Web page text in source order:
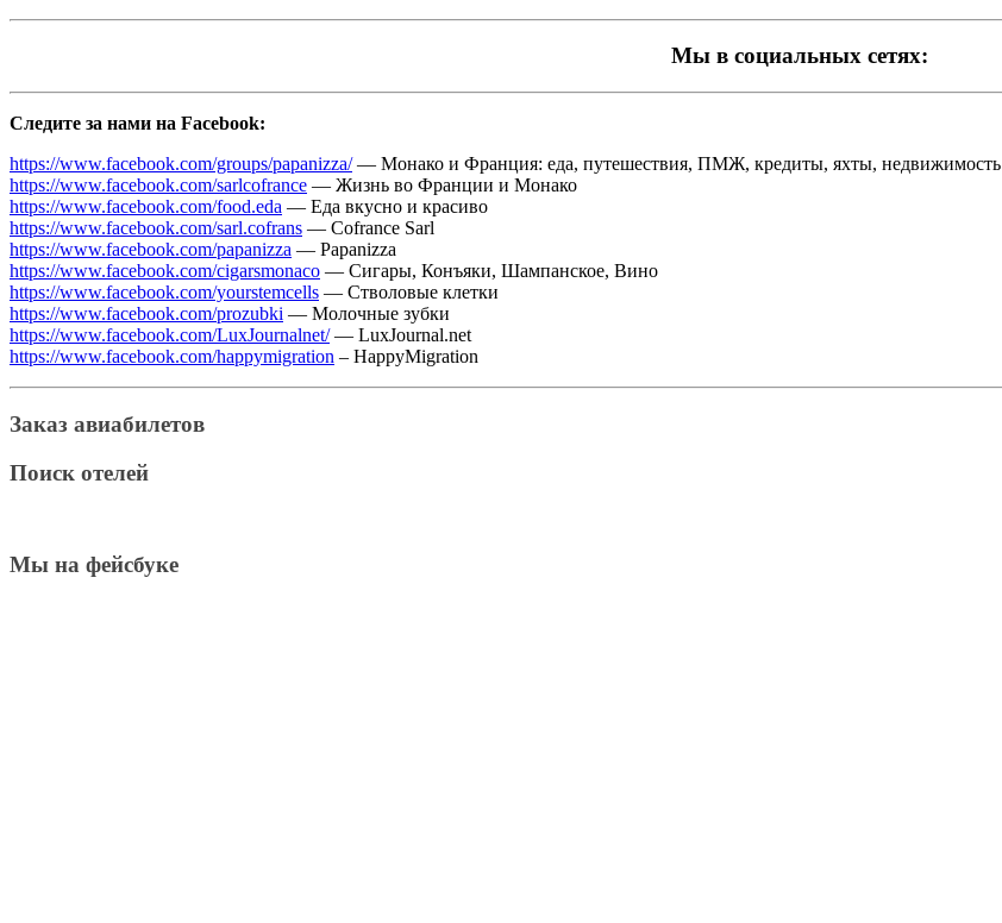
Мы в социальных сетях:
Следите за нами на Facebook:
https://www.facebook.com/groups/papanizza/— Монако и Франция: еда, путешествия, ПМЖ, кредиты, яхты, недвижимость
https://www.facebook.com/sarlcofrance — Жизнь во Франции и Монако
https://www.facebook.com/food.eda — Еда вкусно и красиво
https://www.facebook.com/sarl.cofrans — Cofrance Sarl
https://www.facebook.com/papanizza — Papanizza
https://www.facebook.com/cigarsmonaco — Сигары, Конъяки, Шампанское, Вино
https://www.facebook.com/yourstemcells — Стволовые клетки
https://www.facebook.com/prozubki — Молочные зубки
https://www.facebook.com/LuxJournalnet/— LuxJournal.net
https://www.facebook.com/happymigration – HappyMigration
Заказ авиабилетов
Поиск отелей
Мы на фейсбуке